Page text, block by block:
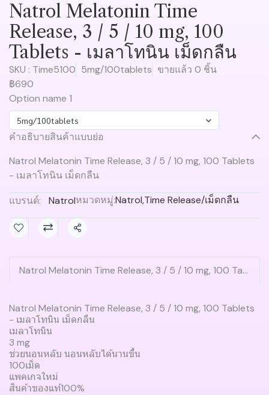
Natrol Melatonin Time
Release, 3 / 5 / 10 mg, 100
Tablets - เมลาโทนิน เม็ดกลืน
SKU : Time5100 5mg/100tablets ขายแล้ว 0 ชิ้น
฿690
Option name 1
5mg/100tablets
คำอธิบายสินค้าแบบย่อ
Natrol Melatonin Time Release, 3 / 5 / 10 mg, 100 Tablets
- เมลาโทนิน เม็ดกลืน
แบรนด์:
Natrolหมวดหมู่:Natrol,Time Release/เม็ดกลืน
แชร์
Natrol Melatonin Time Release, 3 / 5 / 10 mg, 100 Tablets - เมลาโทนิน เม็ดกลืนสินค้า
Natrol Melatonin Time Release, 3 / 5 / 10 mg, 100 Tablets
- เมลาโทนิน เม็ดกลืน
เมลาโทนิน
3 mg
ช่วยนอนหลับ นอนหลับได้นานขึ้น
100เม็ด
แพคเกจใหม่
สินค้าของแท้100%